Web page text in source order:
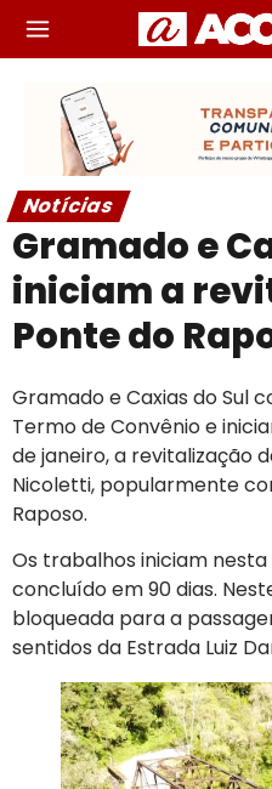
Notícias
Gramado e
iniciam a
Ponte do
Gramado e Caxias do Sul
Termo de Convênio e
de janeiro, a revitalização
Nicoletti, popularmente
Raposo.
Os trabalhos iniciam
concluído em 90 dias.
bloqueada para a
sentidos da Estrada Luiz